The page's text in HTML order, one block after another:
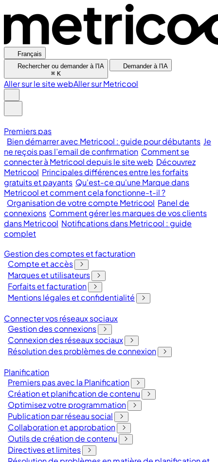
Français
Rechercher ou demander à l'IA
⌘ K
Demander à l'IA
Aller sur le site webAller sur Metricool
Premiers pas
Bien démarrer avec Metricool : guide pour débutants Je
ne reçois pas l’email de confirmation Comment se
connecter à Metricool depuis le site web Découvrez
Metricool Principales différences entre les forfaits
gratuits et payants Qu'est-ce qu'une Marque dans
Metricool et comment cela fonctionne-t-il ?
Organisation de votre compte Metricool Panel de
connexions Comment gérer les marques de vos clients
dans Metricool Notifications dans Metricool : guide
complet
Gestion des comptes et facturation
Compte et accès
Marques et utilisateurs
Forfaits et facturation
Mentions légales et confidentialité
Connecter vos réseaux sociaux
Gestion des connexions
Connexion des réseaux sociaux
Résolution des problèmes de connexion
Planification
Premiers pas avec la Planification
Création et planification de contenu
Optimisez votre programmation
Publication par réseau social
Collaboration et approbation
Outils de création de contenu
Directives et limites